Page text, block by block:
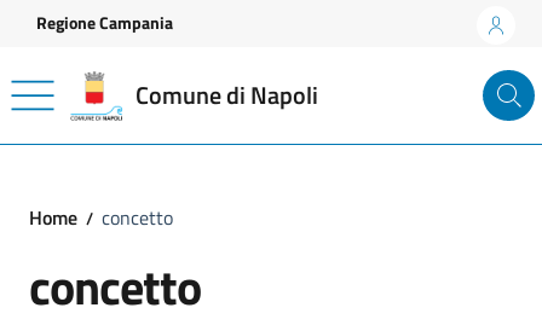
Vai ai contenuti
Vai al footer
Regione Campania
Comune di Napoli
Home concetto
concetto